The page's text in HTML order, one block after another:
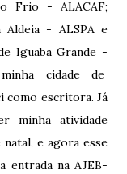
Frio - ALACAF;
Aldeia - ALSPA e
Iguaba Grande -
cidade de
como escritora. Já
minha atividade
e agora esse
entrada na AJEB-